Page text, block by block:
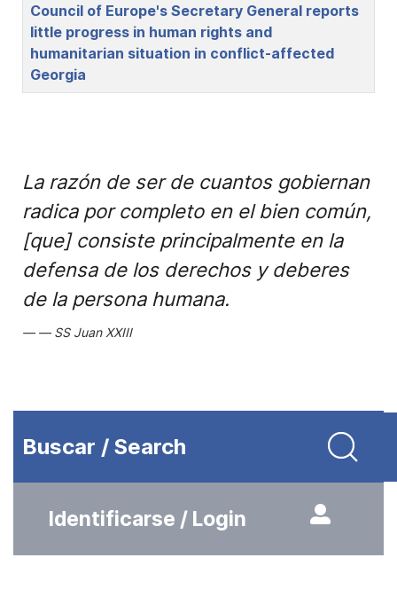
Title
Council of Europe's Secretary General reports
little progress in human rights and
humanitarian situation in conflict-affected
Georgia
La razón de ser de cuantos gobiernan
radica por completo en el bien común,
[que] consiste principalmente en la
defensa de los derechos y deberes
de la persona humana.
SS Juan XXIII
Buscar / Search
Identificarse / Login